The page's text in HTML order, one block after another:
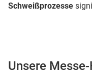
Schweißprozesse
Unsere